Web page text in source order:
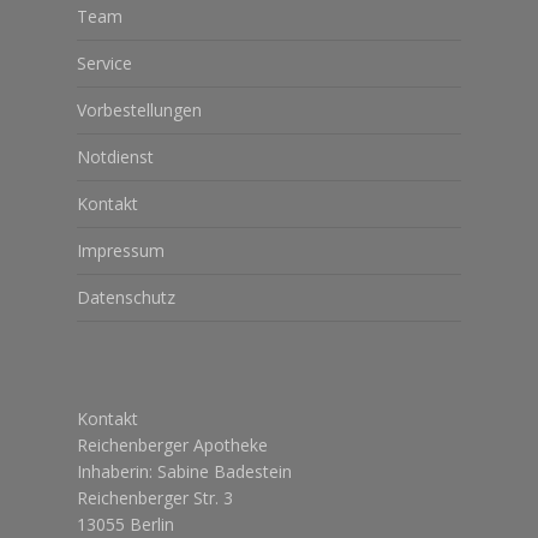
Team
Service
Vorbestellungen
Notdienst
Kontakt
Impressum
Datenschutz
Kontakt
Reichenberger Apotheke
Inhaberin: Sabine Badestein
Reichenberger Str. 3
13055 Berlin